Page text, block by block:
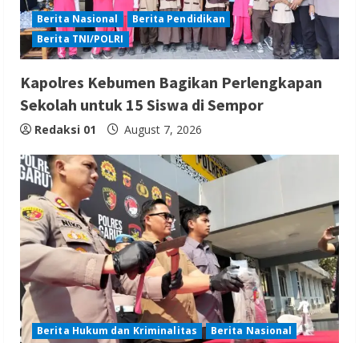
Berita Nasional
Berita Pendidikan
Berita TNI/POLRI
Kapolres Kebumen Bagikan Perlengkapan
Sekolah untuk 15 Siswa di Sempor
Redaksi 01 August 7, 2026
Berita Hukum dan Kriminalitas
Berita Nasional